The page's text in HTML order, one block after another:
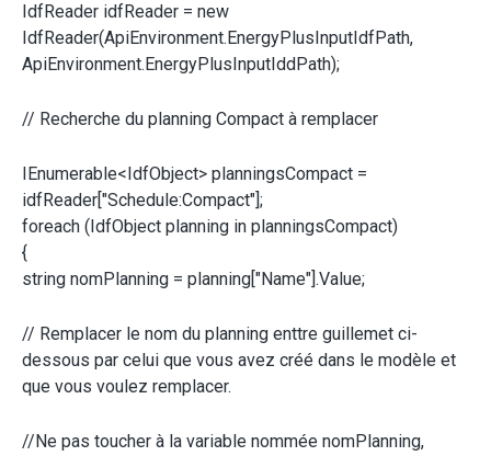
IdfReader idfReader = new
IdfReader(ApiEnvironment.EnergyPlusInputIdfPath,
ApiEnvironment.EnergyPlusInputIddPath);
// Recherche du planning Compact à remplacer
IEnumerable<IdfObject> planningsCompact =
idfReader["Schedule:Compact"];
foreach (IdfObject planning in planningsCompact)
{
string nomPlanning = planning["Name"].Value;
// Remplacer le nom du planning enttre guillemet ci-
dessous par celui que vous avez créé dans le modèle et
que vous voulez remplacer.
//Ne pas toucher à la variable nommée nomPlanning,